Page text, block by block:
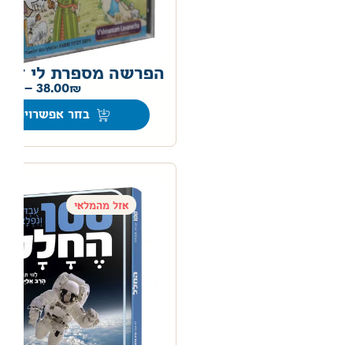
הפרשה מספרת לי
38.00
–
בחר אפשרויות
אזל מהמלאי